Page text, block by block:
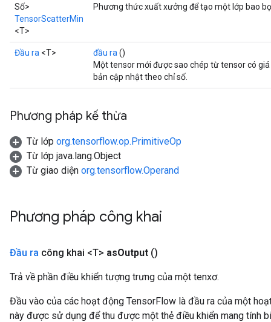
Số>
TensorScatterMin
<T>
Phương thức xuất xưởng để tạo một lớp bao
Đầu ra <T> đầu ra ()
Một tensor mới được sao chép từ tensor có
bản cập nhật theo chỉ số.
Phương pháp kế thừa
Từ lớp org.tensorflow.op.PrimitiveOp
Từ lớp java.lang.Object
Từ giao diện org.tensorflow.Operand
Phương pháp công khai
Đầu ra công khai <T> asOutput ()
Trả về phần điều khiển tượng trưng của một tenxơ.
Đầu vào của các hoạt động TensorFlow là đầu ra của một
này được sử dụng để thu được một thẻ điều khiển mang tính